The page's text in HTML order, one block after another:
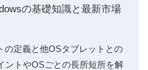
の基礎知識と最新市場
の定義と他OSタブレットとの
ントやOSごとの長所短所を解